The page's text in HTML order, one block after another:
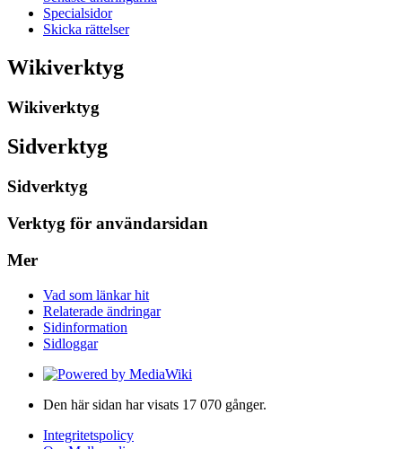
Specialsidor
Skicka rättelser
Wikiverktyg
Wikiverktyg
Sidverktyg
Sidverktyg
Verktyg för användarsidan
Mer
Vad som länkar hit
Relaterade ändringar
Sidinformation
Sidloggar
Den här sidan har visats 17 070 gånger.
Integritetspolicy